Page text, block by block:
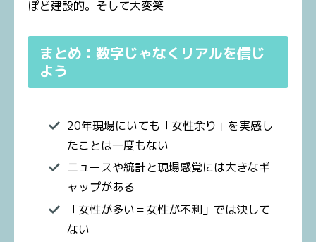
ぽど建設的。そして大変笑
まとめ：数字じゃなくリアルを信じ
よう
20年現場にいても「女性余り」を実感し
たことは一度もない
ニュースや統計と現場感覚には大きなギ
ャップがある
「女性が多い＝女性が不利」では決して
ない